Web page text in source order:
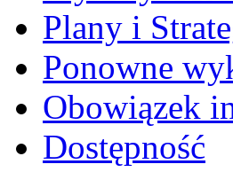
Plany i
Ponowne
Obowiązek
Dostępność